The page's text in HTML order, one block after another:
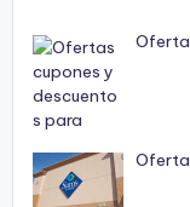
Oferta
Oferta